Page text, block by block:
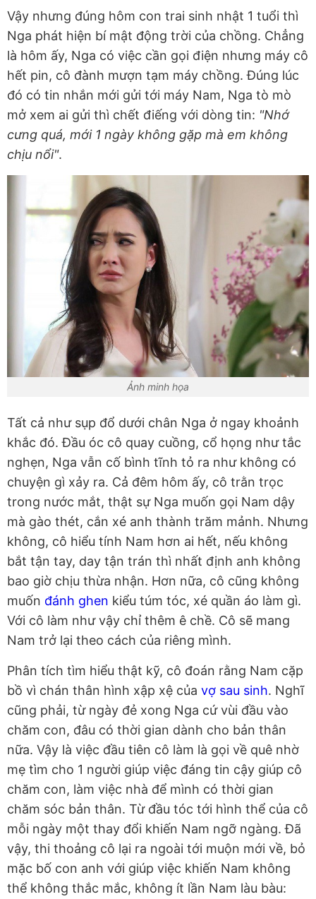
Vậy nhưng đúng hôm con trai sinh nhật 1 tuổi thì
Nga phát hiện bí mật động trời của chồng. Chẳng
là hôm ấy, Nga có việc cần gọi điện nhưng máy cô
hết pin, cô đành mượn tạm máy chồng. Đúng lúc
đó có tin nhắn mới gửi tới máy Nam, Nga tò mò
mở xem ai gửi thì chết điếng với dòng tin: "Nhớ
cưng quá, mới 1 ngày không gặp mà em không
chịu nổi".
Ảnh minh họa
Tất cả như sụp đổ dưới chân Nga ở ngay khoảnh
khắc đó. Đầu óc cô quay cuồng, cổ họng như tắc
nghẹn, Nga vẫn cố bình tĩnh tỏ ra như không có
chuyện gì xảy ra. Cả đêm hôm ấy, cô trằn trọc
trong nước mắt, thật sự Nga muốn gọi Nam dậy
mà gào thét, cắn xé anh thành trăm mảnh. Nhưng
không, cô hiểu tính Nam hơn ai hết, nếu không
bắt tận tay, day tận trán thì nhất định anh không
bao giờ chịu thừa nhận. Hơn nữa, cô cũng không
muốn đánh ghen kiểu túm tóc, xé quần áo làm gì.
Với cô làm như vậy chỉ thêm ê chề. Cô sẽ mang
Nam trở lại theo cách của riêng mình.
Phân tích tìm hiểu thật kỹ, cô đoán rằng Nam cặp
bồ vì chán thân hình xập xệ của vợ sau sinh. Nghĩ
cũng phải, từ ngày đẻ xong Nga cứ vùi đầu vào
chăm con, đâu có thời gian dành cho bản thân
nữa. Vậy là việc đầu tiên cô làm là gọi về quê nhờ
mẹ tìm cho 1 người giúp việc đáng tin cậy giúp cô
chăm con, làm việc nhà để mình có thời gian
chăm sóc bản thân. Từ đầu tóc tới hình thể của cô
mỗi ngày một thay đổi khiến Nam ngỡ ngàng. Đã
vậy, thi thoảng cô lại ra ngoài tới muộn mới về, bỏ
mặc bố con anh với giúp việc khiến Nam không
thể không thắc mắc, không ít lần Nam làu bàu: